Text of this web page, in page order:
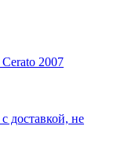
2007
доставкой, не